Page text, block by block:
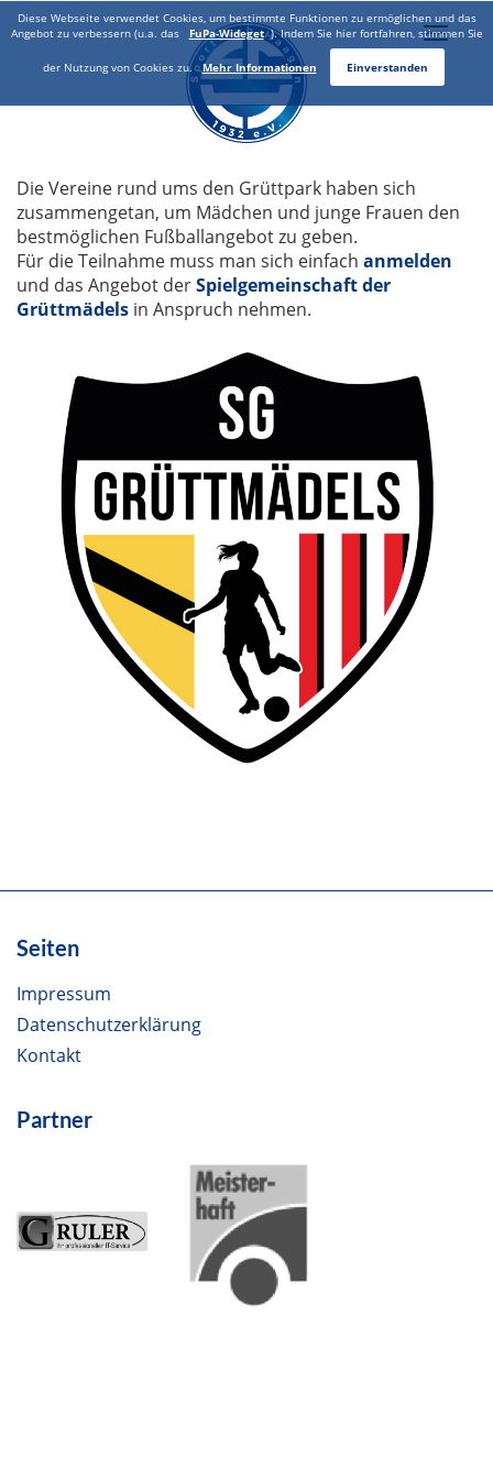
Toggle
Die Vereine rund ums den Grüttpark haben sich
zusammengetan, um Mädchen und junge Frauen den
bestmöglichen Fußballangebot zu geben.
Für die Teilnahme muss man sich einfach anmelden
und das Angebot derSpielgemeinschaft der
Grüttmädels in Anspruch nehmen.
Seiten
Impressum
Datenschutzerklärung
Kontakt
Partner
Diese Webseite verwendet Cookies, um bestimmte Funktionen zu ermöglichen und das
Angebot zu verbessern (u.a. das
FuPa-Wideget ). Indem Sie hier fortfahren, stimmen Sie
der Nutzung von Cookies zu. Mehr Informationen Einverstanden